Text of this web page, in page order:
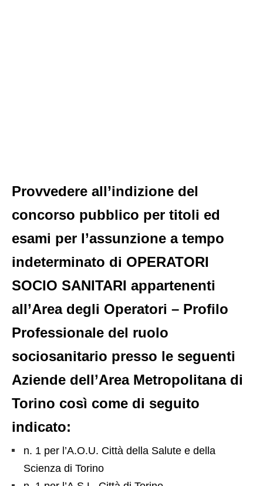
Provvedere all’indizione del
concorso pubblico per titoli ed
esami per l’assunzione a tempo
indeterminato di OPERATORI
SOCIO SANITARI appartenenti
all’Area degli Operatori – Profilo
Professionale del ruolo
sociosanitario presso le seguenti
Aziende dell’Area Metropolitana di
Torino così come di seguito
indicato:
n. 1 per l’A.O.U. Città della Salute e della
Scienza di Torino